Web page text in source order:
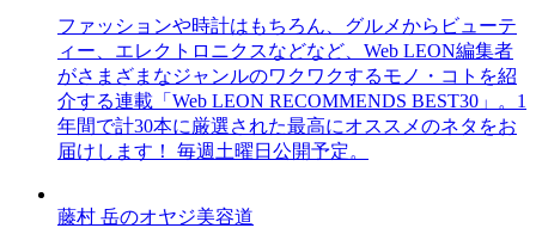
ファッションや時計はもちろん、グルメからビューテ
ィー、エレクトロニクスなどなど、Web LEON編集者
がさまざまなジャンルのワクワクするモノ・コトを紹
介する連載「Web LEON RECOMMENDS BEST30」。1
年間で計30本に厳選された最高にオススメのネタをお
届けします！ 毎週土曜日公開予定。
藤村 岳のオヤジ美容道